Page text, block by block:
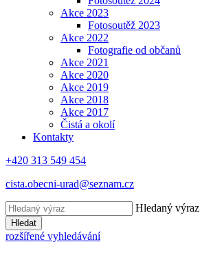
Akce 2023
Fotosoutěž 2023
Akce 2022
Fotografie od občanů
Akce 2021
Akce 2020
Akce 2019
Akce 2018
Akce 2017
Čistá a okolí
Kontakty
+420 313 549 454
cista.obecni-urad@seznam.cz
Hledaný výraz
Hledat
rozšířené vyhledávání